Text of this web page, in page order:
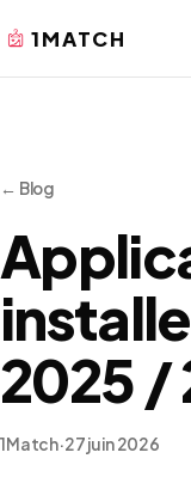
1MATCH
← Blog
2025 /
1Match·27 juin 2026